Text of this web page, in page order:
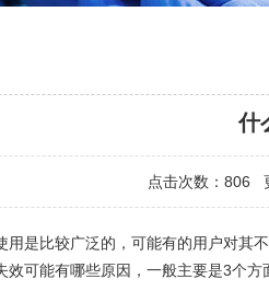
什
点击次数： 806
比较广泛的，可能有的用户对其
可能有哪些原因，一般主要是3个方